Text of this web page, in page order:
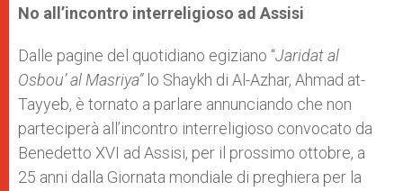
No all’incontro interreligioso ad Assisi
Dalle pagine del quotidiano egiziano “Jaridat al
Osbou’ al Masriya”lo Shaykh di Al-Azhar, Ahmad at-
Tayyeb, è tornato a parlare annunciando che non
parteciperà all’incontro interreligioso convocato da
Benedetto XVI ad Assisi, per il prossimo ottobre, a
25 anni dalla Giornata mondiale di preghiera per la